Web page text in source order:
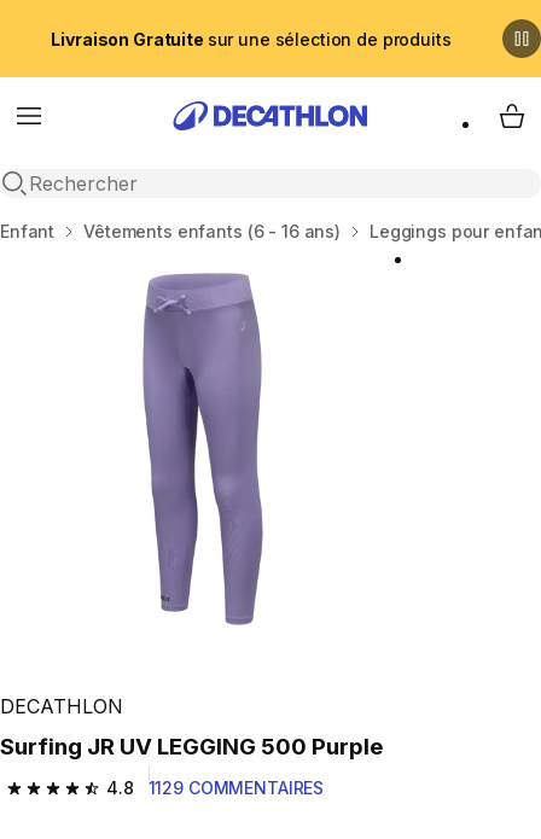
Livraison Gratuite sur une sélection de produits
Menu
Recherche ouverte
My
Accueil
Enfant Vêtements enfants (6 - 16 ans) Leggings pour
DECATHLON
Surfing JR UV LEGGING 500 Purple
4.8
4.8 out of 5 stars from 1129 reviews
1129 COMMENTAIRES